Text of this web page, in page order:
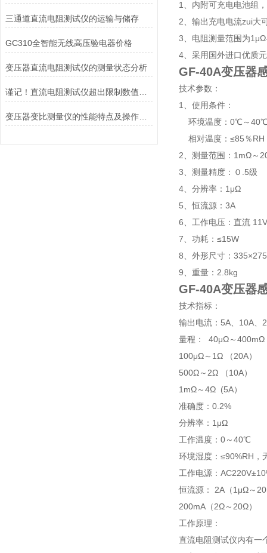
三通道直流电阻测试仪的运输与储存
GC310全智能无线高压验电器价格
变压器直流电阻测试仪的测量状态分析
变压器变比测量仪的性能特点及操作方法
1、内附可充电电池组
2、输出充电电流zui大
3、电阻测量范围为
4、采用国外进口优质
GF-40A变压器
技术参数：
1、使用条件：
环境温度：0℃～
相对温度：≤85％RH
2、测量范围：1mΩ～
3、测量精度：０.5级
4、分辨率：1μΩ
5、恒流源：3A
6、工作电压：直流
7、功耗：≤15W
8、外形尺寸：
9、重量：2.8kg
GF-40A变压器
技术指标：
输出电流：5A、10A、
量程： 40μΩ～400mΩ
100μΩ～1Ω （20A）
500Ω～2Ω （10A）
1mΩ～4Ω (5A）
准确度：0.2%
分辨率：1μΩ
工作温度：0～40℃
环境湿度：≤90%RH，
工作电源：
恒流源： 2A（1μΩ～
200mA（2Ω～20Ω）
工作原理：
直流电阻测试仪内有一